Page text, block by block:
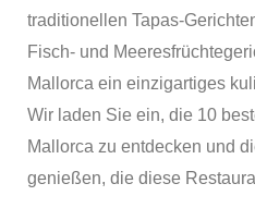
traditionellen Tapas-
Fisch- und
Mallorca ein einzigartiges
Wir laden Sie ein, die 10
Mallorca zu entdecken und
genießen, die diese